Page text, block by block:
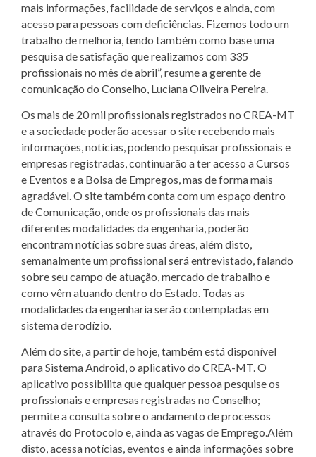
mais informações, facilidade de serviços e ainda, com
acesso para pessoas com deficiências. Fizemos todo um
trabalho de melhoria, tendo também como base uma
pesquisa de satisfação que realizamos com 335
profissionais no mês de abril”, resume a gerente de
comunicação do Conselho, Luciana Oliveira Pereira.
Os mais de 20 mil profissionais registrados no CREA-MT
e a sociedade poderão acessar o site recebendo mais
informações, notícias, podendo pesquisar profissionais e
empresas registradas, continuarão a ter acesso a Cursos
e Eventos e a Bolsa de Empregos, mas de forma mais
agradável. O site também conta com um espaço dentro
de Comunicação, onde os profissionais das mais
diferentes modalidades da engenharia, poderão
encontram notícias sobre suas áreas, além disto,
semanalmente um profissional será entrevistado, falando
sobre seu campo de atuação, mercado de trabalho e
como vêm atuando dentro do Estado. Todas as
modalidades da engenharia serão contempladas em
sistema de rodízio.
Além do site, a partir de hoje, também está disponível
para Sistema Android, o aplicativo do CREA-MT. O
aplicativo possibilita que qualquer pessoa pesquise os
profissionais e empresas registradas no Conselho;
permite a consulta sobre o andamento de processos
através do Protocolo e, ainda as vagas de Emprego.Além
disto, acessa notícias, eventos e ainda informações sobre